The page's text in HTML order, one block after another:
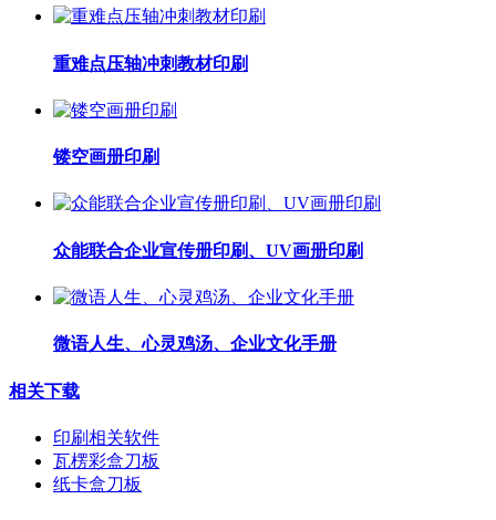
重难点压轴冲刺教材印刷
镂空画册印刷
众能联合企业宣传册印刷、UV画册印刷
微语人生、心灵鸡汤、企业文化手册
相关下载
印刷相关软件
瓦楞彩盒刀板
纸卡盒刀板